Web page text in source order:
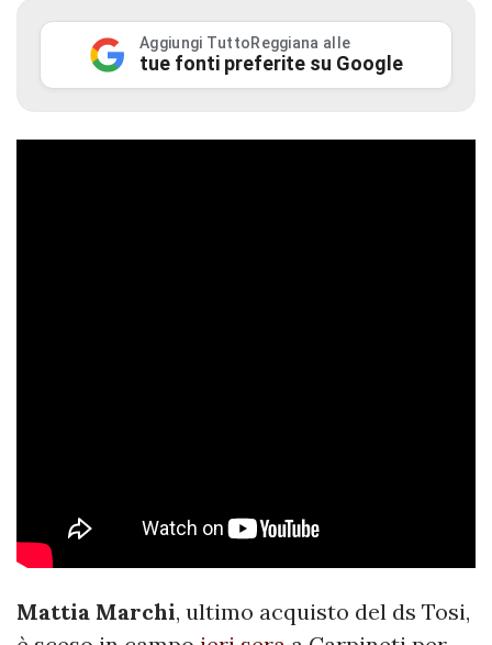
Aggiungi TuttoReggiana alle
tue fonti preferite su Google
Mattia Marchi, ultimo acquisto del ds Tosi,